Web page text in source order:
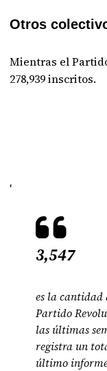
Otros
Mientras el
278,939 inscritos.
'
3,547
es la cantidad
Partido
las últimas
registra un
último